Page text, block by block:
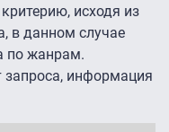
исходя из
в данном случае
по жанрам.
запроса, информация